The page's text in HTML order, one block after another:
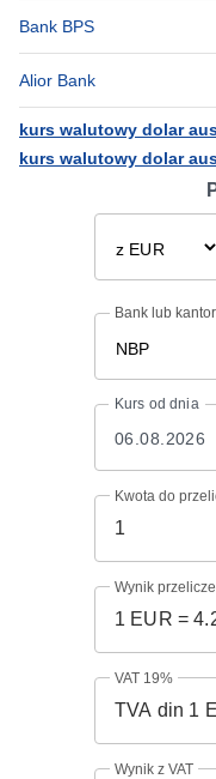
Bank BPS
Alior Bank
kurs walutowy dolar
kurs walutowy dolar
Bank lub kantor
Kurs od dnia
Kwota do
Wynik
VAT 19%
Wynik z VAT